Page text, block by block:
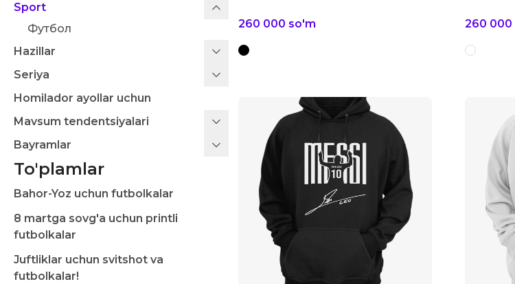
Sport
Футбол
Hazillar
Seriya
Homilador ayollar uchun
Mavsum tendentsiyalari
Bayramlar
To'plamlar
Bahor-Yoz uchun futbolkalar
8 martga sovg'a uchun printli
futbolkalar
Juftliklar uchun svitshot va
futbolkalar!
260 000 so'm 260 000